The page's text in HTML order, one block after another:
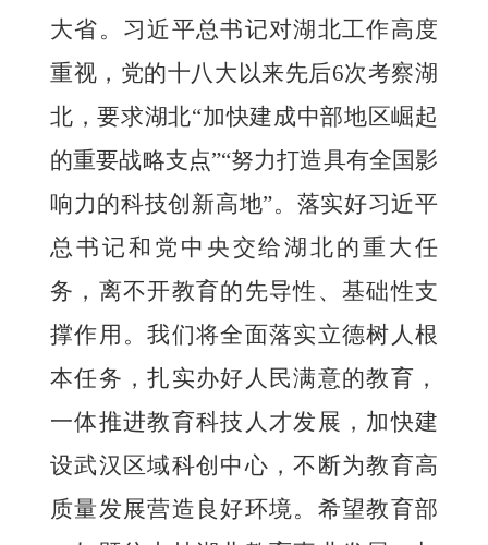
大省。习近平总书记对湖北工作高度
重视，党的十八大以来先后6次考察湖
北，要求湖北“加快建成中部地区崛起
的重要战略支点”“努力打造具有全国影
响力的科技创新高地”。落实好习近平
总书记和党中央交给湖北的重大任
务，离不开教育的先导性、基础性支
撑作用。我们将全面落实立德树人根
本任务，扎实办好人民满意的教育，
一体推进教育科技人才发展，加快建
设武汉区域科创中心，不断为教育高
质量发展营造良好环境。希望教育部